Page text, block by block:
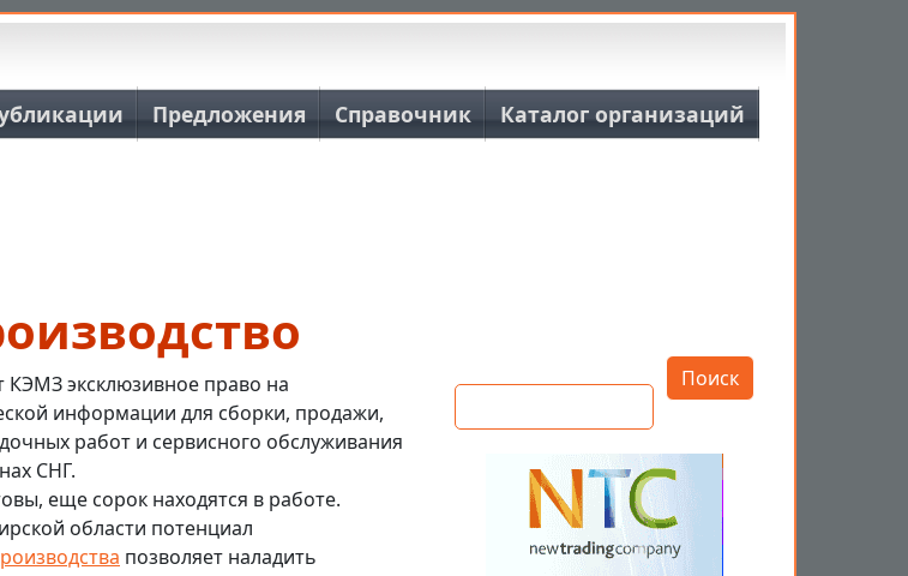
навигацияПредложения Справочник Каталог организаций
КЭМЗ эксклюзивное право на
информации для сборки, продажи,
работ и сервисного обслуживания
СНГ.
еще сорок находятся в работе.
области потенциал
позволяет наладить